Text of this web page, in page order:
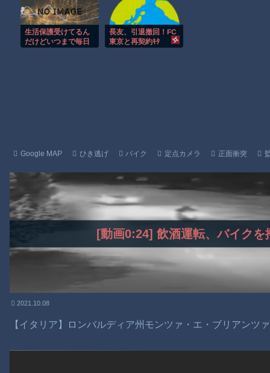
【動画】ビッグフットの正体が判明
【動画】DJI Neo2で釣りの自撮りをしようとした男の悲劇（ノ∇`
生活保護受けてるん
だけどいつまで毎日
長友、引退撤回！FC
東京と再契約ｷﾀ
Google MAP ひき逃げ バイク 定点カメラ 正面衝突
[動画0:24] 飲酒運転、バイクを
2021.10.08
【イタリア】ロンバルディア州モンツァ・エ・ブリアンツ